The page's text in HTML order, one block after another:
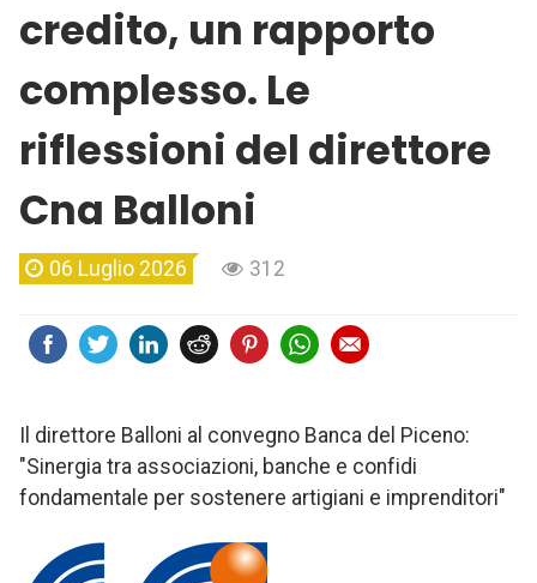
credito, un rapporto
complesso. Le
riflessioni del direttore
Cna Balloni
06 Luglio 2026 312
Il direttore Balloni al convegno Banca del Piceno:
"Sinergia tra associazioni, banche e confidi
fondamentale per sostenere artigiani e imprenditori"